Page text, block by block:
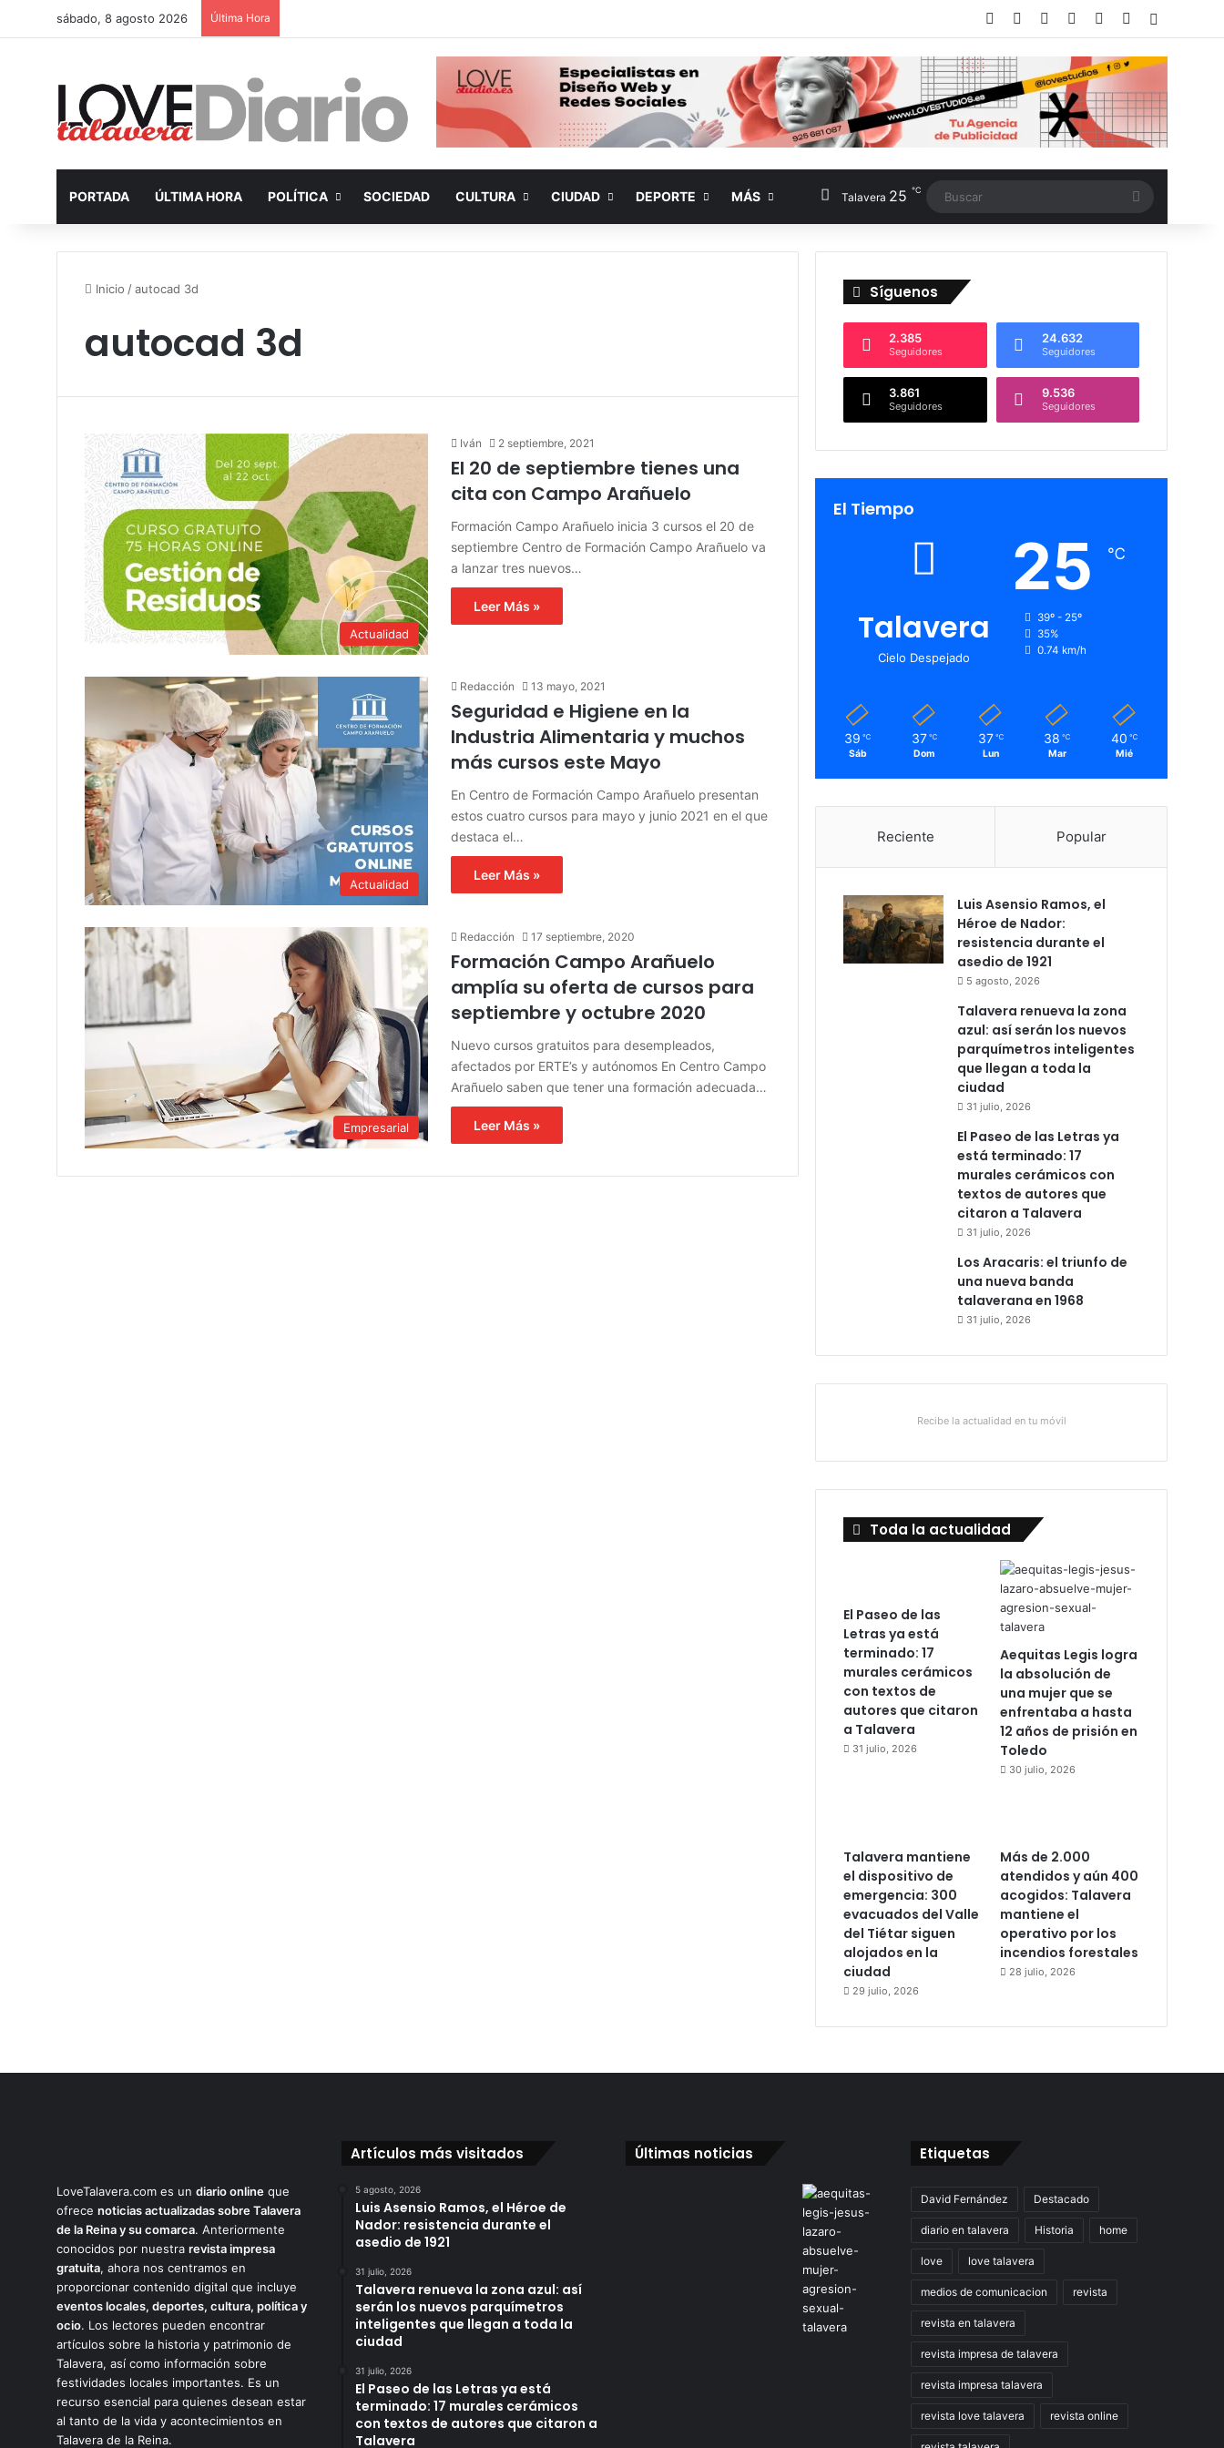
sábado, 8 agosto 2026 Última Hora Facebook LinkedInInstagram
TikTokRSS
PORTADA ÚLTIMA HORA POLÍTICA SOCIEDAD CULTURA CIUDAD DEPORTE MÁS Talavera 25 ℃
Inicio /autocad 3d
autocad 3d
Actualidad
Iván 2 septiembre, 2021
El 20 de septiembre tienes una
cita con Campo Arañuelo
Formación Campo Arañuelo inicia 3 cursos el 20 de
septiembre Centro de Formación Campo Arañuelo va
a lanzar tres nuevos…
Leer Más »
Actualidad
Redacción 13 mayo, 2021
Seguridad e Higiene en la
Industria Alimentaria y muchos
más cursos este Mayo
En Centro de Formación Campo Arañuelo presentan
estos cuatro cursos para mayo y junio 2021 en el que
destaca el…
Leer Más »
Empresarial
Redacción 17 septiembre, 2020
Formación Campo Arañuelo
amplía su oferta de cursos para
septiembre y octubre 2020
Nuevo cursos gratuitos para desempleados,
afectados por ERTE’s y autónomos En Centro Campo
Arañuelo saben que tener una formación adecuada…
Leer Más »
Síguenos
2.385
Seguidores
24.632
Seguidores
3.861
Seguidores
9.536
Seguidores
El Tiempo
Talavera
Cielo Despejado
25 ℃
39º - 25º
35%
0.74 km/h
39 ℃
Sáb
37 ℃
Dom
37 ℃
Lun
38 ℃
Mar
40 ℃
Mié
Reciente Popular
Luis Asensio Ramos, el
Héroe de Nador:
resistencia durante el
asedio de 1921
5 agosto, 2026
Talavera renueva la zona
azul: así serán los nuevos
parquímetros inteligentes
que llegan a toda la
ciudad
31 julio, 2026
El Paseo de las Letras ya
está terminado: 17
murales cerámicos con
textos de autores que
citaron a Talavera
31 julio, 2026
Los Aracaris: el triunfo de
una nueva banda
talaverana en 1968
31 julio, 2026
Recibe la actualidad en tu móvil
Toda la actualidad
El Paseo de las
Letras ya está
terminado: 17
murales cerámicos
con textos de
autores que citaron
a Talavera
31 julio, 2026
Aequitas Legis logra
la absolución de
una mujer que se
enfrentaba a hasta
12 años de prisión en
Toledo
30 julio, 2026
Talavera mantiene
el dispositivo de
emergencia: 300
evacuados del Valle
del Tiétar siguen
alojados en la
ciudad
29 julio, 2026
Más de 2.000
atendidos y aún 400
acogidos: Talavera
mantiene el
operativo por los
incendios forestales
28 julio, 2026
LoveTalavera.com es un diario online que
ofrece noticias actualizadas sobre Talavera
de la Reina y su comarca. Anteriormente
conocidos por nuestra revista impresa
gratuita, ahora nos centramos en
proporcionar contenido digital que incluye
eventos locales, deportes, cultura, política y
ocio. Los lectores pueden encontrar
artículos sobre la historia y patrimonio de
Talavera, así como información sobre
festividades locales importantes. Es un
recurso esencial para quienes desean estar
al tanto de la vida y acontecimientos en
Talavera de la Reina.
Artículos más visitados
5 agosto, 2026
Luis Asensio Ramos, el Héroe de
Nador: resistencia durante el
asedio de 1921
31 julio, 2026
Talavera renueva la zona azul: así
serán los nuevos parquímetros
inteligentes que llegan a toda la
ciudad
31 julio, 2026
El Paseo de las Letras ya está
terminado: 17 murales cerámicos
con textos de autores que citaron a
Talavera
Últimas noticias Etiquetas
David Fernández Destacado
diario en talavera Historia home
love love talavera
medios de comunicacion revista
revista en talavera
revista impresa de talavera
revista impresa talavera
revista love talavera revista online